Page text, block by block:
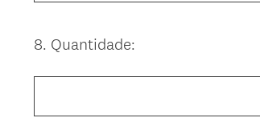
Question
8. Quantidade: